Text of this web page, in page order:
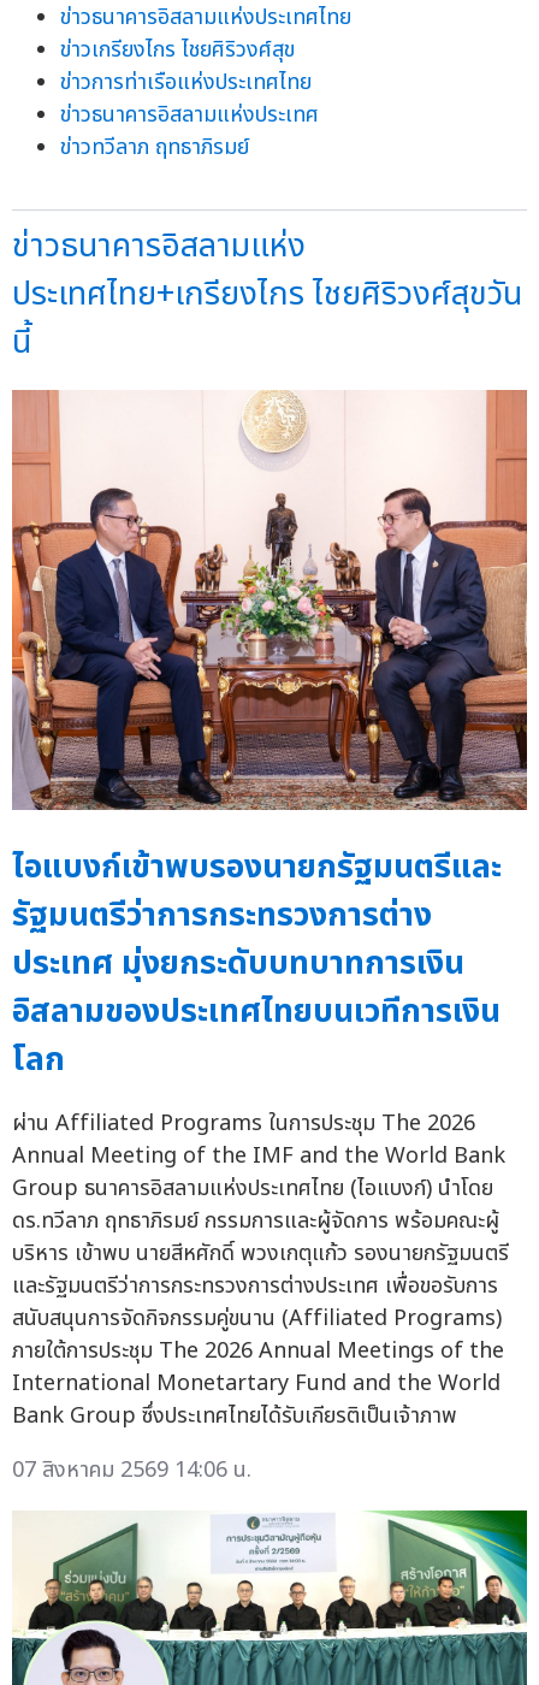
ข่าวธนาคารอิสลามแห่งประเทศไทย
ข่าวเกรียงไกร ไชยศิริวงศ์สุข
ข่าวการท่าเรือแห่งประเทศไทย
ข่าวธนาคารอิสลามแห่งประเทศ
ข่าวทวีลาภ ฤทธาภิรมย์
ข่าวธนาคารอิสลามแห่ง
ประเทศไทย+เกรียงไกร ไชยศิริวงศ์สุขวัน
นี้
ไอแบงก์เข้าพบรองนายกรัฐมนตรีและ
รัฐมนตรีว่าการกระทรวงการต่าง
ประเทศ มุ่งยกระดับบทบาทการเงิน
อิสลามของประเทศไทยบนเวทีการเงิน
โลก
ผ่าน Affiliated Programs ในการประชุม The 2026
Annual Meeting of the IMF and the World Bank
Group ธนาคารอิสลามแห่งประเทศไทย (ไอแบงก์) นำโดย
ดร.ทวีลาภ ฤทธาภิรมย์ กรรมการและผู้จัดการ พร้อมคณะผู้
บริหาร เข้าพบ นายสีหศักดิ์ พวงเกตุแก้ว รองนายกรัฐมนตรี
และรัฐมนตรีว่าการกระทรวงการต่างประเทศ เพื่อขอรับการ
สนับสนุนการจัดกิจกรรมคู่ขนาน (Affiliated Programs)
ภายใต้การประชุม The 2026 Annual Meetings of the
International Monetartary Fund and the World
Bank Group ซึ่งประเทศไทยได้รับเกียรติเป็นเจ้าภาพ
07 สิงหาคม 2569 14:06 น.